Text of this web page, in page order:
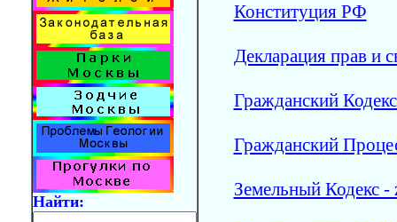
Найти:
Конституция РФ
Декларация прав и
Гражданский
Гражданский
Земельный Кодекс